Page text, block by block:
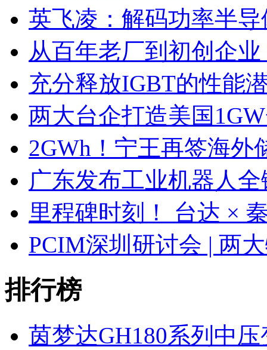
英飞凌：解码功率半
从百年老厂到初创企
充分释放IGBT的性能
两大台企打造美国
2GWh！宁王再签海外
广东发布工业机器人
里程碑时刻！ 台达 ×
PCIM深圳研讨会 | 两
排行榜
茵梦达GH180系列中